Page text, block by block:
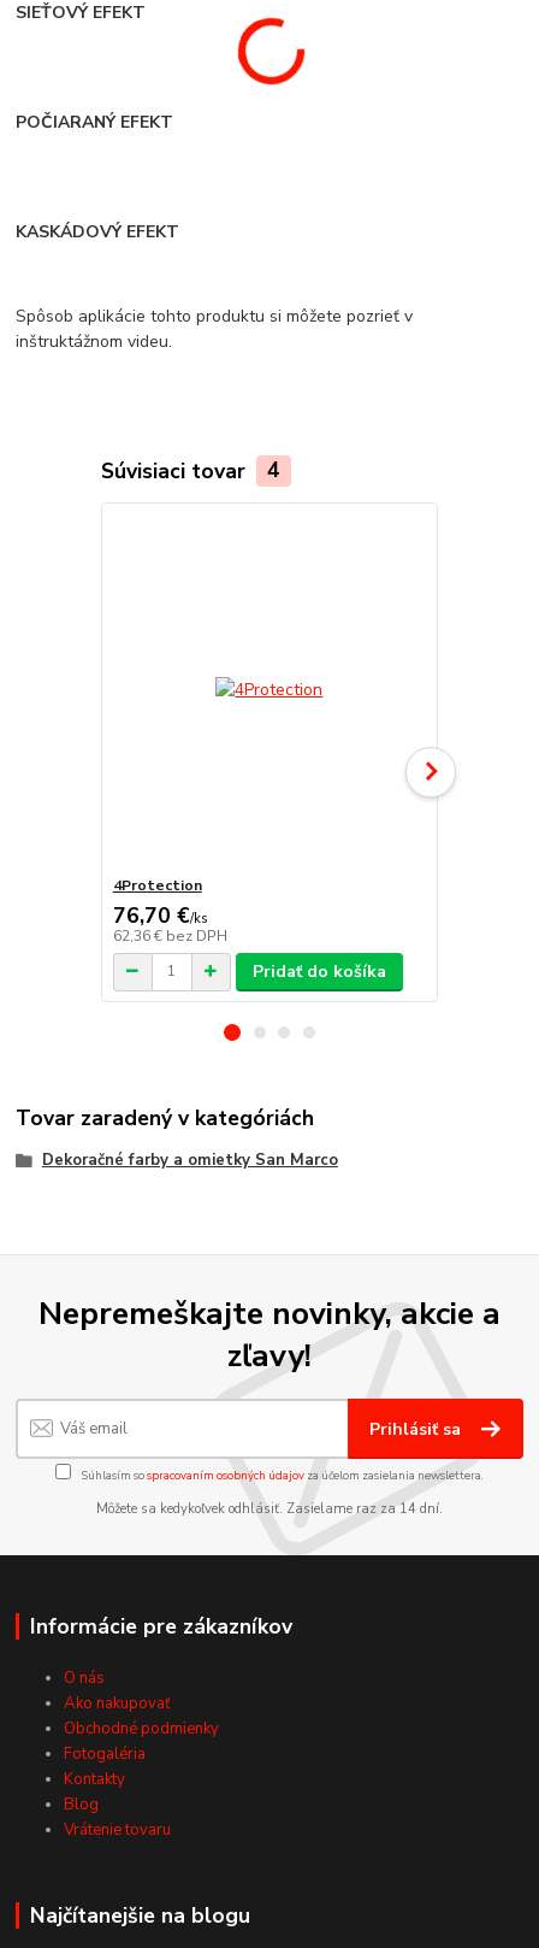
SIEŤOVÝ EFEKT
POČIARANÝ EFEKT
KASKÁDOVÝ EFEKT
Spôsob aplikácie tohto produktu si môžete pozrieť v
inštruktážnom videu.
Súvisiaci tovar 4
4Protection
76,70 €/ks
62,36 € bez DPH
Pridať do košíka
Tovar zaradený v kategóriách
Dekoračné farby a omietky San Marco
Nepremeškajte novinky, akcie a
zľavy!
Prihlásiť sa
Súhlasím sospracovaním osobných údajov za účelom zasielania newslettera.
Môžete sa kedykoľvek odhlásiť. Zasielame raz za 14 dní.
Informácie pre zákazníkov
O nás
Ako nakupovať
Obchodné podmienky
Fotogaléria
Kontakty
Blog
Vrátenie tovaru
Najčítanejšie na blogu